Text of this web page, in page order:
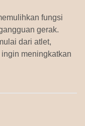
fungsi
gerak.
dari atlet,
meningkatkan